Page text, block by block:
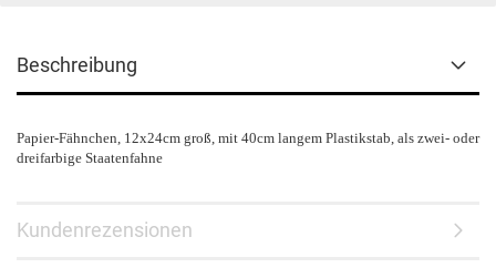
Beschreibung
Papier-Fähnchen, 12x24cm groß, mit 40cm langem Plastikstab, als zwei- oder
dreifarbige Staatenfahne
Kundenrezensionen